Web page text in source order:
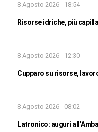
8 Agosto 2026 - 18:54
Risorse idriche, più
8 Agosto 2026 - 12:30
Cupparo su risorse,
8 Agosto 2026 - 08:02
Latronico: auguri